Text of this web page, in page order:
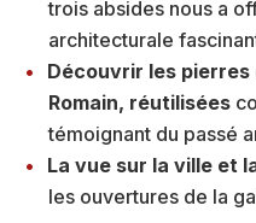
trois absides nous a
architecturale
Découvrir les pierres
Romain, réutilisées
témoignant du passé
La vue sur la ville et
les ouvertures de la